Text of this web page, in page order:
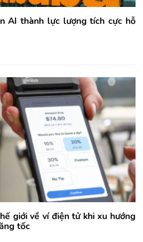
AI thành lực lượng tích cực hỗ
giới về ví điện tử khi xu hướng
tốc